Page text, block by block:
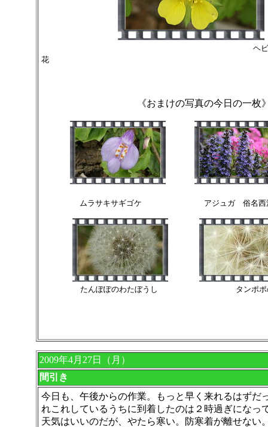
ヘビイチゴ
花
《おまけの写真の今日の一枚
ムラサキサギゴケ アジュガ 俗名西洋
たんぽぽのわたぼうし タンポポの
2009年4月27日（月）
間引き
今日も、午後からの作業。もっと早く来れるはずだ
れこれしているうちに到着したのは２時過ぎになっ
天気はいいのだが、やたら寒い。防寒着が離せない